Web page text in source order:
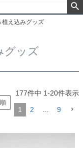
植え込みグッズ
グッズ
177件中 1-20件表示
1 2 9